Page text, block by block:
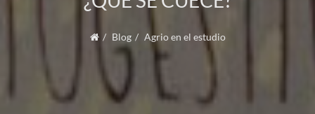
Blog Agrio en el estudio